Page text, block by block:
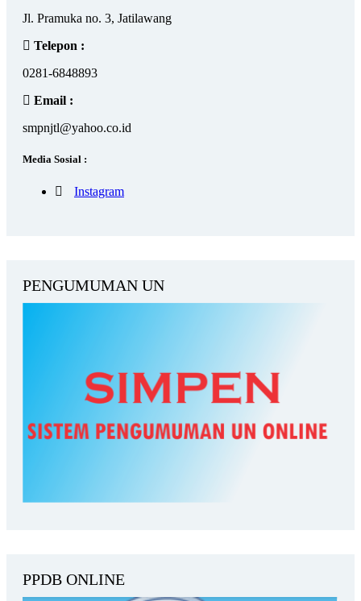
Jl. Pramuka no. 3, Jatilawang
Telepon :
0281-6848893
Email :
smpnjtl@yahoo.co.id
Media Sosial :
Instagram
PENGUMUMAN UN
PPDB ONLINE